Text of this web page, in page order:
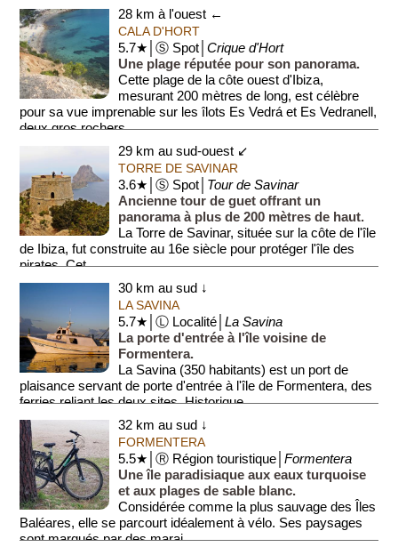
28 km à l'ouest ←
CALA D'HORT
5.7★│Ⓢ Spot│Crique d'Hort
Une plage réputée pour son panorama.
Cette plage de la côte ouest d'Ibiza,
mesurant 200 mètres de long, est célèbre
pour sa vue imprenable sur les îlots Es Vedrá et Es Vedranell,
deux gros rochers...
29 km au sud-ouest ↙
TORRE DE SAVINAR
3.6★│Ⓢ Spot│ Tour de Savinar
Ancienne tour de guet offrant un
panorama à plus de 200 mètres de haut.
La Torre de Savinar, située sur la côte de l'île
de Ibiza, fut construite au 16e siècle pour protéger l'île des
pirates. Cet...
30 km au sud ↓
LA SAVINA
5.7★│Ⓛ Localité│La Savina
La porte d'entrée à l'île voisine de
Formentera.
La Savina (350 habitants) est un port de
plaisance servant de porte d'entrée à l'île de Formentera, des
ferries reliant les deux sites. Historique...
32 km au sud ↓
FORMENTERA
5.5★│Ⓡ Région touristique│Formentera
Une île paradisiaque aux eaux turquoise
et aux plages de sable blanc.
Considérée comme la plus sauvage des Îles
Baléares, elle se parcourt idéalement à vélo. Ses paysages
sont marqués par des marai...